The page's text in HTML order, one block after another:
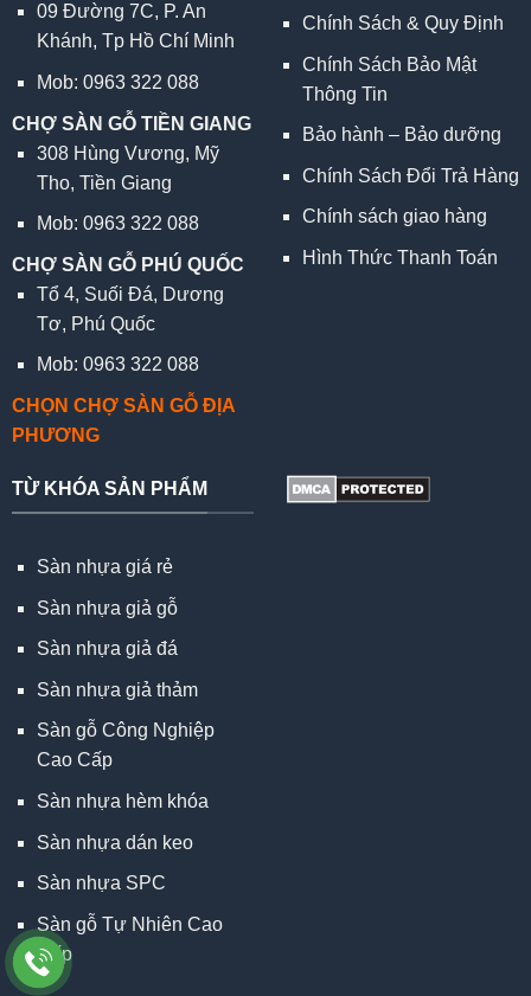
09 Đường 7C, P. An
Khánh, Tp Hồ Chí Minh
Mob: 0963 322 088
CHỢ SÀN GỖ TIỀN GIANG
308 Hùng Vương, Mỹ
Tho, Tiền Giang
Mob: 0963 322 088
CHỢ SÀN GỖ PHÚ QUỐC
Tổ 4, Suối Đá, Dương
Tơ, Phú Quốc
Mob: 0963 322 088
CHỌN CHỢ SÀN GỖ ĐỊA
PHƯƠNG
Chính Sách & Quy Định
Chính Sách Bảo Mật
Thông Tin
Bảo hành – Bảo dưỡng
Chính Sách Đổi Trả Hàng
Chính sách giao hàng
Hình Thức Thanh Toán
TỪ KHÓA SẢN PHẨM
Sàn nhựa giá rẻ
Sàn nhựa giả gỗ
Sàn nhựa giả đá
Sàn nhựa giả thảm
Sàn gỗ Công Nghiệp
Cao Cấp
Sàn nhựa hèm khóa
Sàn nhựa dán keo
Sàn nhựa SPC
Sàn gỗ Tự Nhiên Cao
Cấp